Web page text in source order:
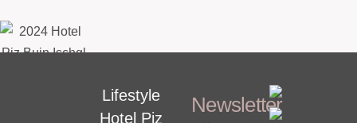
Newsletter
Lifestyle
Hotel Piz